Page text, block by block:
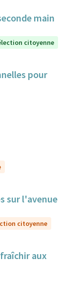
main
citoyenne
pour
sur l'avenue
citoyenne
aux